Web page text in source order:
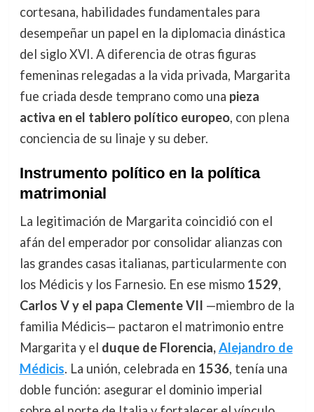
cortesana, habilidades fundamentales para
desempeñar un papel en la diplomacia dinástica
del siglo XVI. A diferencia de otras figuras
femeninas relegadas a la vida privada, Margarita
fue criada desde temprano como una pieza
activa en el tablero político europeo, con plena
conciencia de su linaje y su deber.
Instrumento político en la política
matrimonial
La legitimación de Margarita coincidió con el
afán del emperador por consolidar alianzas con
las grandes casas italianas, particularmente con
los Médicis y los Farnesio. En ese mismo 1529,
Carlos V y el papa Clemente VII —miembro de la
familia Médicis— pactaron el matrimonio entre
Margarita y el duque de Florencia,Alejandro de
Médicis. La unión, celebrada en 1536, tenía una
doble función: asegurar el dominio imperial